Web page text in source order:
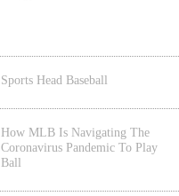
Sports Head Baseball
How MLB Is Navigating The
Coronavirus Pandemic To Play
Ball